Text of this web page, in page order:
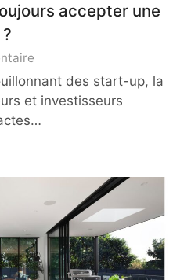
accepter une
Start-
up
:
faut-
accepter
clause
bad
leaver
?
des start-up, la
et investisseurs